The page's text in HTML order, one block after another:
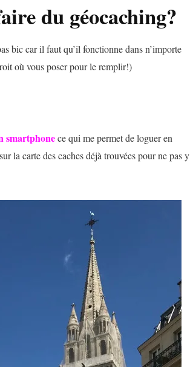
du géocaching?
bic car il faut qu’il fonctionne dans n’importe
où vous poser pour le remplir!)
smartphonece qui me permet de loguer en
la carte des caches déjà trouvées pour ne pas y